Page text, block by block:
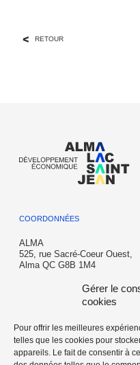
Gérer le
cookies
Pour offrir les meilleures
telles que les cookies pour
appareils. Le fait de consentir à
RETOUR
COORDONNÉES
ALMA
525, rue Sacré-Coeur Ouest,
Alma QC G8B 1M4
T: 418 662-6645
info@almalacsaintjean.ca
AÉROPORT
350 chemin de l'Aéroport,